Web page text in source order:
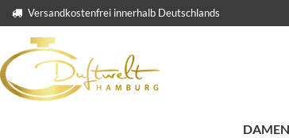
Versandkostenfrei innerhalb Deutschlands